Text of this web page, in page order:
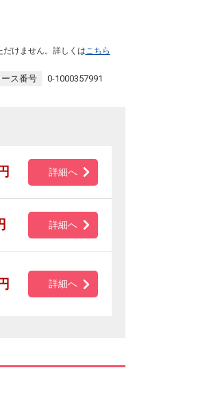
けません。詳しくはこちら
ス番号 0-1000357991
詳細へ
詳細へ
詳細へ